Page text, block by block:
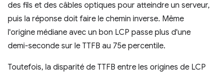
des fils et des câbles optiques pour atteindre un serveur,
puis la réponse doit faire le chemin inverse. Même
l'origine médiane avec un bon LCP passe plus d'une
demi-seconde sur le TTFB au 75e percentile.
Toutefois, la disparité de TTFB entre les origines de LCP